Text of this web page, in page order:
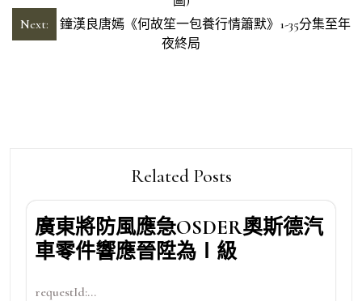
導
Next:
鐘漢良唐嫣《何故笙一包養行情簫默》1-35分集至年
夜終局
Related Posts
廣東將防風應急OSDER奧斯德汽
車零件響應晉陞為Ⅰ級
requestId:...